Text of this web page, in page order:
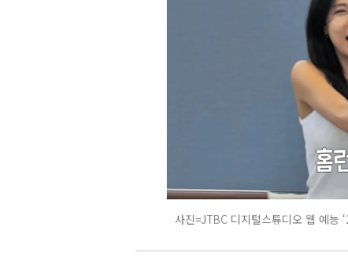
사진=JTBC 디지털스튜디오 웹 예능